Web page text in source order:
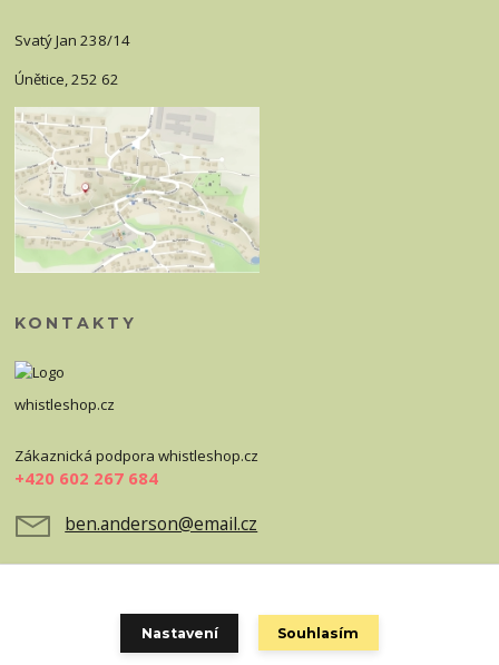
Svatý Jan 238/14
Únětice, 252 62
KONTAKTY
whistleshop.cz
Zákaznická podpora whistleshop.cz
+420 602 267 684
ben.anderson@email.cz
Nastavení Souhlasím